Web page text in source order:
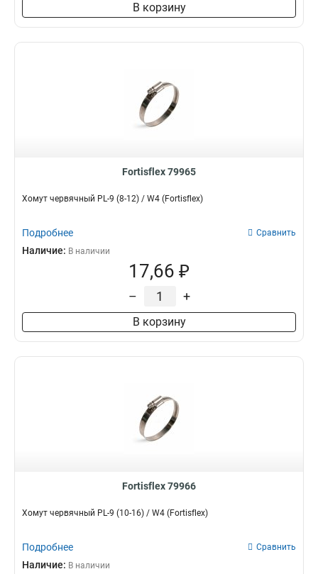
В корзину
Fortisflex 79965
Хомут червячный PL-9 (8-12) / W4 (Fortisflex)
Подробнее Сравнить
Наличие: В наличии
17,66 ₽
– +
В корзину
Fortisflex 79966
Хомут червячный PL-9 (10-16) / W4 (Fortisflex)
Подробнее Сравнить
Наличие: В наличии